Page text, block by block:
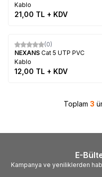
Kablo
21,00 TL + KDV
(0)
NEXANS Cat 5 UTP PVC
Kablo
12,00 TL + KDV
Toplam 3
E-
Kampanya ve yeniliklerden